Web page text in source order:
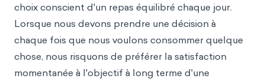
choix conscient d'un repas équilibré chaque jour.
Lorsque nous devons prendre une décision à
chaque fois que nous voulons consommer quelque
chose, nous risquons de préférer la satisfaction
momentanée à l'objectif à long terme d'une